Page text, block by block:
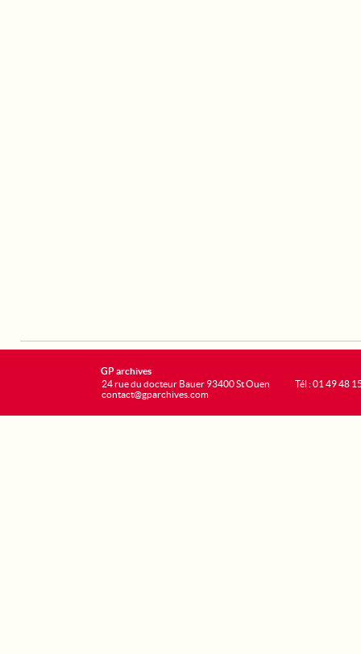
GP archives
24 rue du docteur Bauer 93400 St Ouen
contact@gparchives.com
Tél : 01 49 48